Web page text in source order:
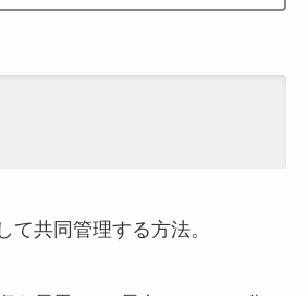
て共同管理する方法。